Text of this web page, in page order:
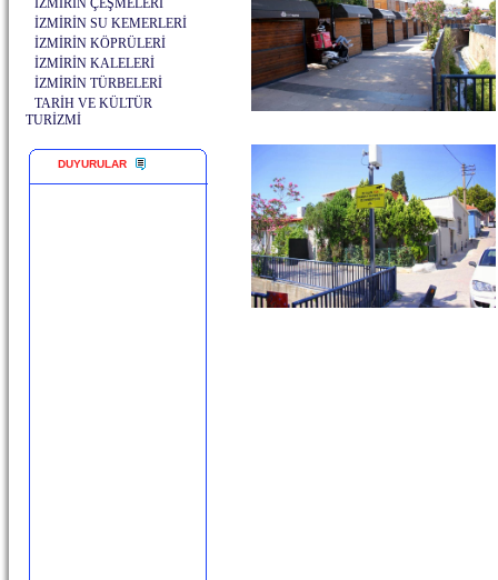
İZMİRİN ÇEŞMELERİ
İZMİRİN SU KEMERLERİ
İZMİRİN KÖPRÜLERİ
İZMİRİN KALELERİ
İZMİRİN TÜRBELERİ
TARİH VE KÜLTÜR
TURİZMİ
DUYURULAR